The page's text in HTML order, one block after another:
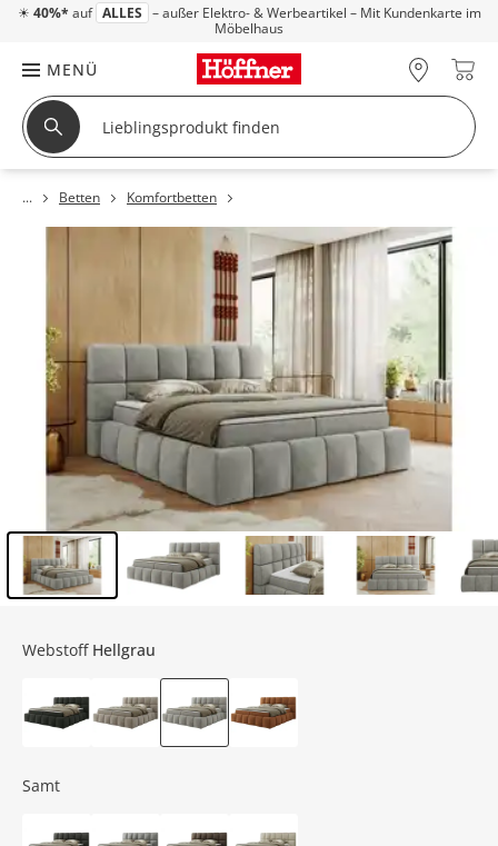
☀ 40%* auf ALLES – außer Elektro- & Werbeartikel – Mit Kundenkarte im
Möbelhaus
MENÜ
Betten Komfortbetten
Webstoff Hellgrau
Samt